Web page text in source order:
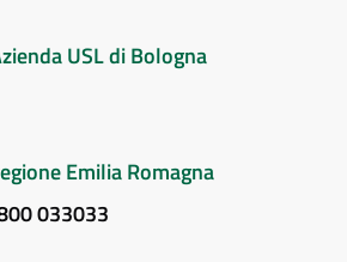
USL di Bologna
Emilia Romagna
033033